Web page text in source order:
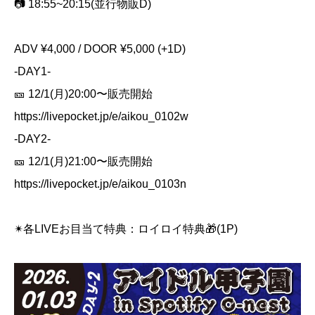
📷 18:55~20:15(並行物販D)
ADV ¥4,000 / DOOR ¥5,000 (+1D)
-DAY1-
🎫 12/1(月)20:00〜販売開始
https://livepocket.jp/e/aikou_0102w
-DAY2-
🎫 12/1(月)21:00〜販売開始
https://livepocket.jp/e/aikou_0103n
✴︎各LIVEお目当て特典：ロイロイ特典🎁(1P)